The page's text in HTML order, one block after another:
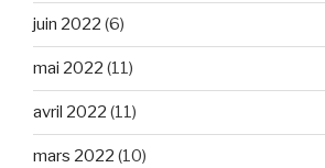
juin 2022 (6)
mai 2022 (11)
avril 2022 (11)
mars 2022 (10)